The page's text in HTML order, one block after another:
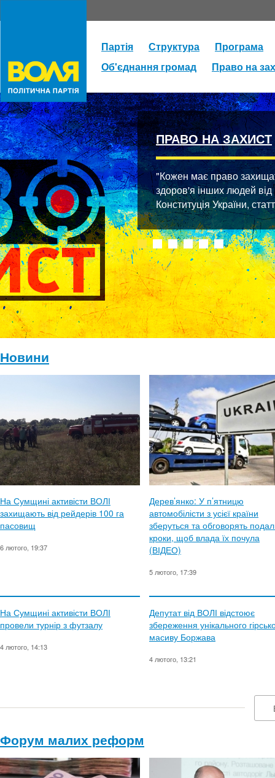
Партія Структура
Програма
Об'єднання громад
Право на
ПРАВО НА ЗАХИСТ
"Кожен має право
здоров'я інших людей
Конституція України,
Новини
На Сумщині активісти ВОЛІ
захищають від рейдерів 100 га
пасовищ
6 лютого, 19:37
Дерев’янко: У п’ятницю
автомобілісти з усієї країни
зберуться та обговорять
кроки, щоб влада їх почула
(ВІДЕО)
5 лютого, 17:39
На Сумщині активісти ВОЛІ
провели турнір з футзалу
4 лютого, 14:13
Депутат від ВОЛІ відстоює
збереження унікального
масиву Боржава
4 лютого, 13:21
Форум малих реформ